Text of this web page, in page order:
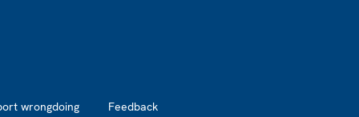
wrongdoing Feedback